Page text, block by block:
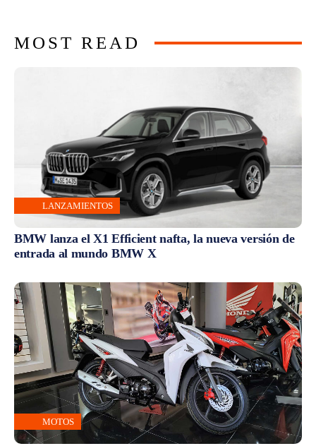
MOST READ
LANZAMIENTOS
BMW lanza el X1 Efficient nafta, la nueva versión de
entrada al mundo BMW X
MOTOS